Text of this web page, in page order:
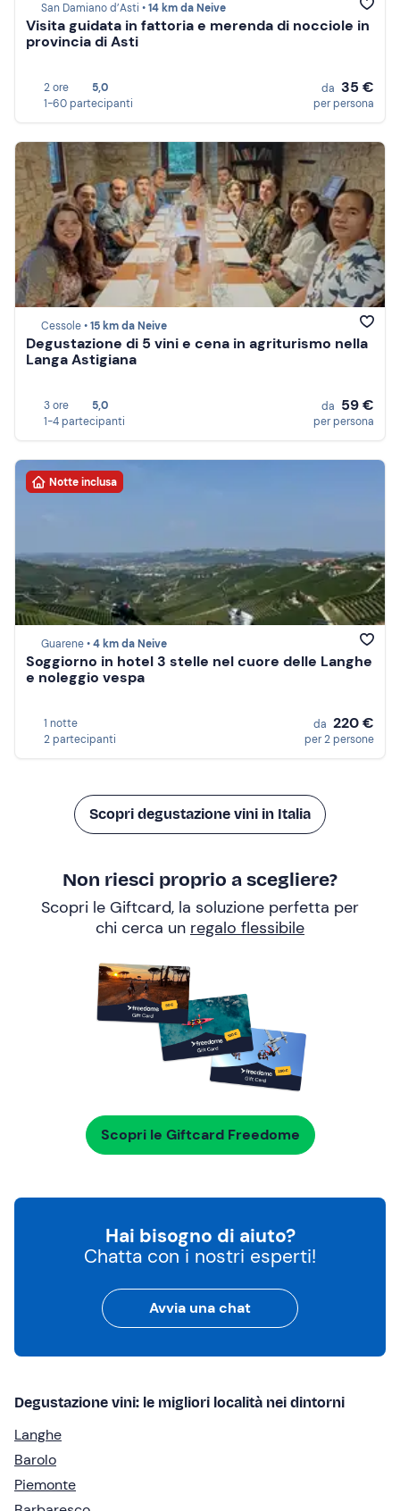
San Damiano d’Asti •14 km da Neive
Visita guidata in fattoria e merenda di nocciole in
provincia di Asti
2 ore
5,0
1-60 partecipanti
da 35 €
per persona
Cessole •15 km da Neive
Degustazione di 5 vini e cena in agriturismo nella
Langa Astigiana
3 ore
5,0
1-4 partecipanti
da 59 €
per persona
Notte inclusa
Guarene •4 km da Neive
Soggiorno in hotel 3 stelle nel cuore delle Langhe
e noleggio vespa
1 notte
2 partecipanti
da 220 €
per 2 persone
Scopri degustazione vini in Italia
Non riesci proprio a scegliere?
Scopri le Giftcard, la soluzione perfetta per
chi cerca un regalo flessibile
Scopri le Giftcard Freedome
Hai bisogno di aiuto?
Chatta con i nostri esperti!
Avvia una chat
Degustazione vini: le migliori località nei dintorni
Langhe
Barolo
Piemonte